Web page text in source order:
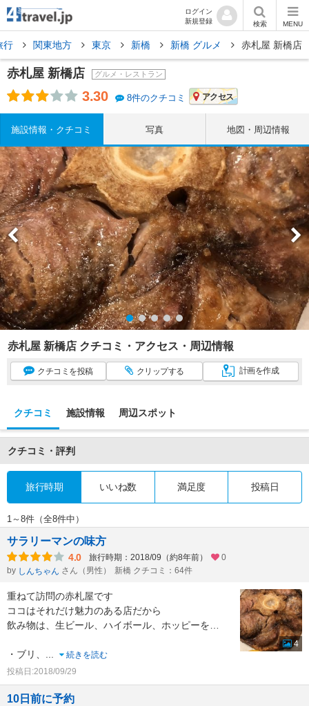
ログイン
新規登録
検索 MENU
行 関東地方 東京 新橋 新橋 グルメ 赤札屋 新橋店
赤札屋 新橋店 グルメ・レストラン
3.30 8件のクチコミ アクセス
施設情報・クチコミ 写真 地図・周辺情報
赤札屋 新橋店 クチコミ・アクセス・周辺情報
クチコミ を投稿 クリップする 計画を作成
クチコミ 施設情報 周辺スポット
クチコミ・評判
旅行時期 いいね数 満足度 投稿日
1～8件（全8件中）
サラリーマンの味方
4.0 旅行時期：2018/09（約8年前）
0
by しんちゃん さん（男性） 新橋 クチコミ：64件
重ねて訪問の赤札屋です
ココはそれだけ魅力のある店だから
飲み物は、生ビール、ハイボール、ホッピーを…
・ブリ、 ...
続きを読む
投稿日:2018/09/29
4
10日前に予約